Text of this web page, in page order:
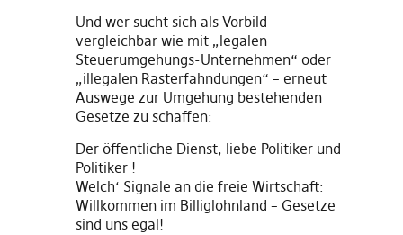
Und wer sucht sich als Vorbild –
vergleichbar wie mit „legalen
Steuerumgehungs-Unternehmen“ oder
„illegalen Rasterfahndungen“ – erneut
Auswege zur Umgehung bestehenden
Gesetze zu schaffen:
Der öffentliche Dienst, liebe Politiker und
Politiker !
Welch‘ Signale an die freie Wirtschaft:
Willkommen im Billiglohnland – Gesetze
sind uns egal!